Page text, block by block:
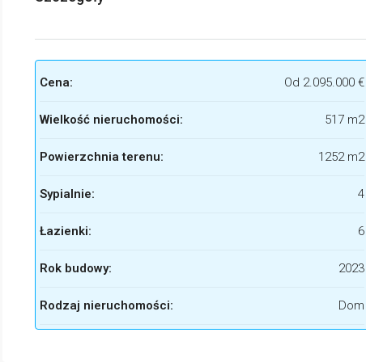
Cena: Od 2.095.000 €
Wielkość nieruchomości: 517 m2
Powierzchnia terenu: 1252 m2
Sypialnie: 4
Łazienki: 6
Rok budowy: 2023
Rodzaj nieruchomości: Dom